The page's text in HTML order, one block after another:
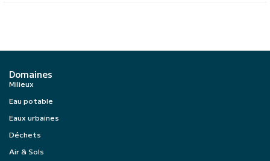
Domaines
Milieux
Eau potable
Eaux urbaines
Déchets
Air & Sols